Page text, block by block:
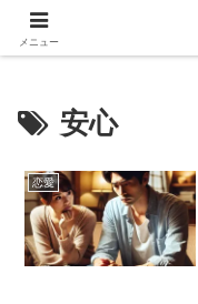
恋愛共感エピソード
安心
恋愛
メニュー